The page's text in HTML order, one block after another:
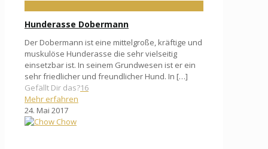
Hunderasse Dobermann
Der Dobermann ist eine mittelgroße, kräftige und
muskulöse Hunderasse die sehr vielseitig
einsetzbar ist. In seinem Grundwesen ist er ein
sehr friedlicher und freundlicher Hund. In […]
Gefällt Dir das?16
Mehr erfahren
24. Mai 2017